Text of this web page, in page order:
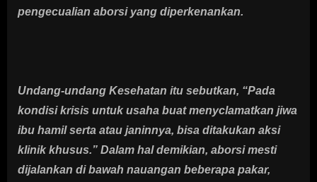
pengecualian aborsi yang diperkenankan.
Undang-undang Kesehatan itu sebutkan, “Pada
kondisi krisis untuk usaha buat menyclamatkan jiwa
ibu hamil serta atau janinnya, bisa ditakukan aksi
klinik khusus.” Dalam hal demikian, aborsi mesti
dijalankan di bawah nauangan beberapa pakar,